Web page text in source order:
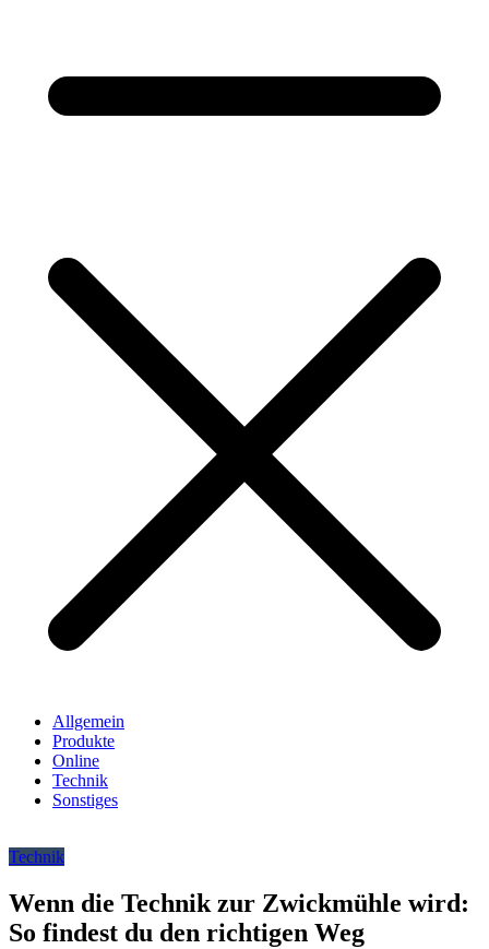
Allgemein
Produkte
Online
Technik
Sonstiges
Technik
Wenn die Technik zur Zwickmühle wird:
So findest du den richtigen Weg